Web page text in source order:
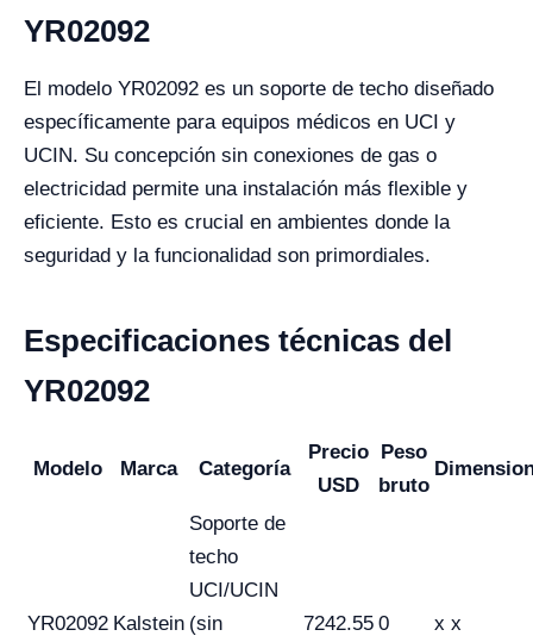
YR02092
El modelo YR02092 es un soporte de techo diseñado
específicamente para equipos médicos en UCI y
UCIN. Su concepción sin conexiones de gas o
electricidad permite una instalación más flexible y
eficiente. Esto es crucial en ambientes donde la
seguridad y la funcionalidad son primordiales.
Especificaciones técnicas del
YR02092
Modelo Marca Categoría
Precio
USD
Peso
bruto
YR02092 Kalstein
Soporte de
techo
UCI/UCIN
(sin
7242.55 0 x x